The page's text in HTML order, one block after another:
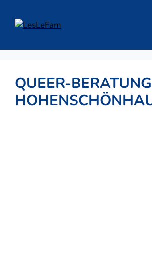
Inhalt
springen
QUEER-